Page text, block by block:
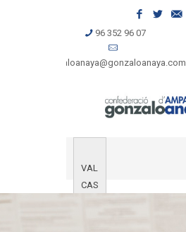
96 352 96 07
gonzaloanaya@gonzaloanaya.com
VAL
CAS